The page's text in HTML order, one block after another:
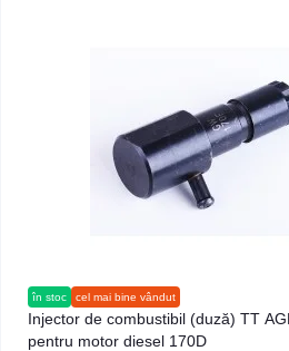
în stoc cel mai bine vândut
Injector de combustibil (duză) TT
pentru motor diesel 170D